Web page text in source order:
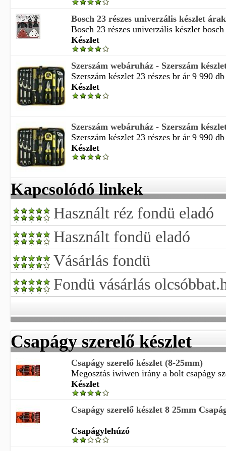
Bosch 23 részes univerzális készlet árak
Bosch 23 részes univerzális készlet
Készlet
Szerszám webáruház - Szerszám
Szerszám készlet 23 részes br ár 9 990 db
Készlet
Szerszám webáruház - Szerszám
Szerszám készlet 23 részes br ár 9 990 db
Készlet
Kapcsolódó linkek
Használt réz fondü eladó
Használt fondü eladó
Vásárlás fondü
Fondü vásárlás
Csapágy szerelő készlet
Csapágy szerelő készlet (8-25mm)
Megosztás iwiwen irány a bolt csapágy
Készlet
Csapágy szerelő készlet 8 25mm
Csapágylehúzó